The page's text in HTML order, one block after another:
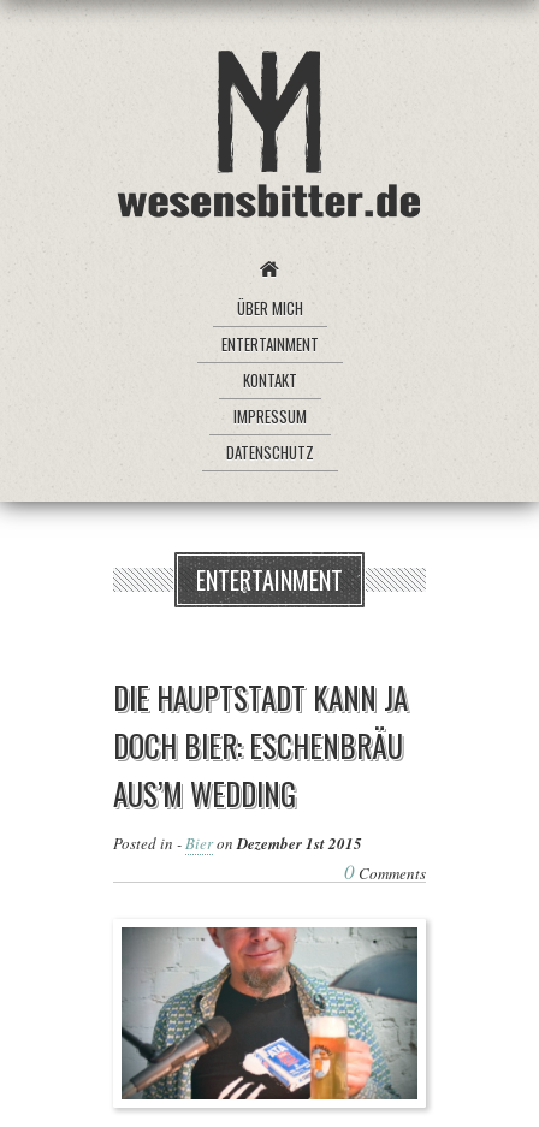
ÜBER MICH
ENTERTAINMENT
KONTAKT
IMPRESSUM
DATENSCHUTZ
ENTERTAINMENT
DIE HAUPTSTADT KANN JA
DOCH BIER: ESCHENBRÄU
AUS’M WEDDING
Posted in -BieronDezember 1st 2015
0 Comments